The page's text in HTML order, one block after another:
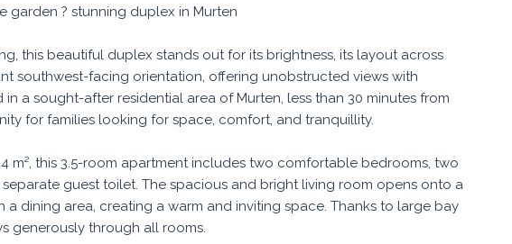
garden ? stunning duplex in Murten
this beautiful duplex stands out for its brightness, its layout across
southwest-facing orientation, offering unobstructed views with
a sought-after residential area of Murten, less than 30 minutes from
for families looking for space, comfort, and tranquillity.
m², this 3.5-room apartment includes two comfortable bedrooms, two
guest toilet. The spacious and bright living room opens onto a
dining area, creating a warm and inviting space. Thanks to large bay
generously through all rooms.